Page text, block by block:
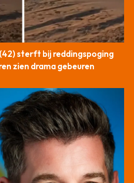
sterft bij reddingspoging
zien drama gebeuren